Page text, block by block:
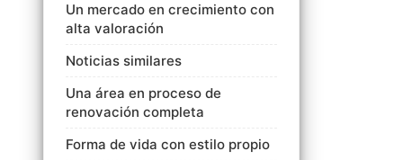
Un mercado en crecimiento con
alta valoración
Noticias similares
Una área en proceso de
renovación completa
Forma de vida con estilo propio